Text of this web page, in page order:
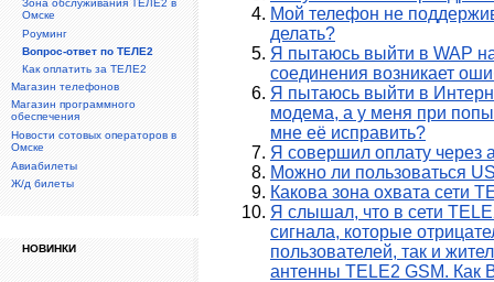
Мой телефон не
делать?
Я пытаюсь выйти в WAP
соединения возникает
Я пытаюсь выйти в
модема, а у меня при
мне её исправить?
Я совершил оплату через
Можно ли пользоваться
Какова зона охвата сети
Я слышал, что в сети
сигнала, которые
пользователей, так и
антенны TELE2 GSM. Как
Зона обслуживания ТЕЛЕ2 в
Омске
Роуминг
Вопрос-ответ по ТЕЛЕ2
Как оплатить за ТЕЛЕ2
Магазин телефонов
Магазин программного
обеспечения
Новости сотовых операторов в
Омске
Авиабилеты
Ж/д билеты
НОВИНКИ